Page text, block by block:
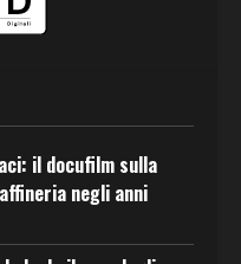
il docufilm sulla
negli anni